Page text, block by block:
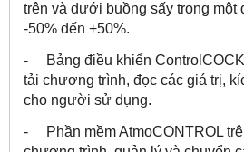
trên và dưới buồng sấy trong một
-50% đến +50%.
- Bảng điều khiển
tải chương trình, đọc các giá trị,
cho người sử dụng.
- Phần mềm AtmoCONTROL